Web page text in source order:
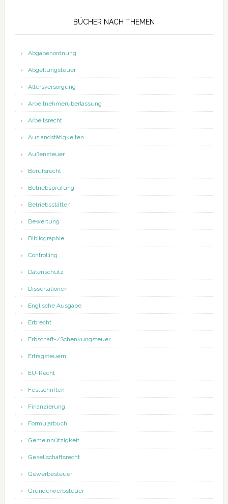
BÜCHER NACH THEMEN
Abgabenordnung
Abgeltungsteuer
Altersversorgung
Arbeitnehmerüberlassung
Arbeitsrecht
Auslandstätigkeiten
Außensteuer
Berufsrecht
Betriebsprüfung
Betriebsstätten
Bewertung
Bibliographie
Controlling
Datenschutz
Dissertationen
Englische Ausgabe
Erbrecht
Erbschaft-/Schenkungsteuer
Ertragsteuern
EU-Recht
Festschriften
Finanzierung
Formularbuch
Gemeinnützigkeit
Gesellschaftsrecht
Gewerbesteuer
Grunderwerbsteuer